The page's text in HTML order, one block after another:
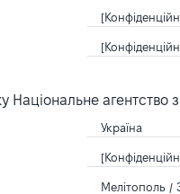
агентство
Україна
Мелітополь /